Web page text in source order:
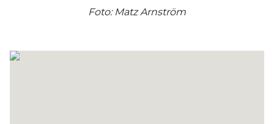
Foto: Matz Arnström